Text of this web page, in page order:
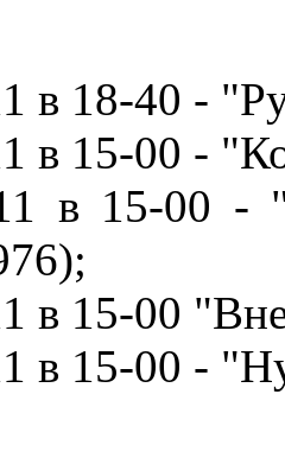
в 18-40 -
в 15-00 -
в 15-00 -
в 15-00
в 15-00 -